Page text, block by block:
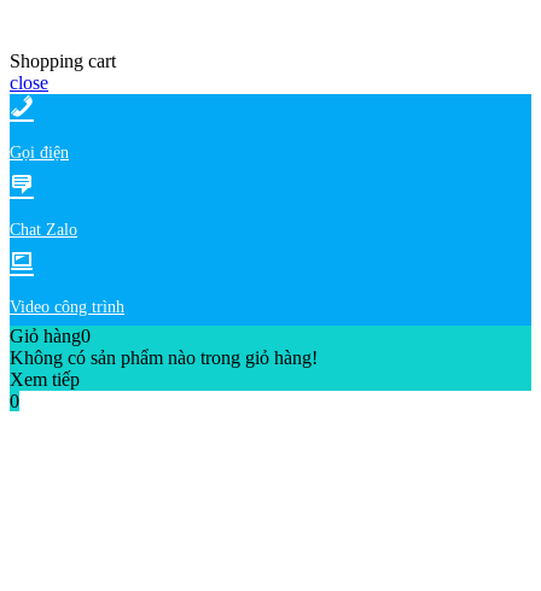
Shopping cart
close
Gọi điện
Chat Zalo
Video công trình
Giỏ hàng0
Không có sản phẩm nào trong giỏ hàng!
Xem tiếp
0